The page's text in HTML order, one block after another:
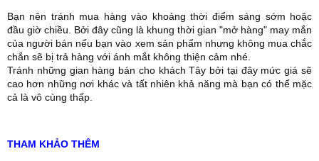
Bạn nên tránh mua hàng vào khoảng thời điểm sáng sớm hoặc
đầu giờ chiều. Bởi đây cũng là khung thời gian "mở hàng" may mắn
của người bán nếu bạn vào xem sản phẩm nhưng không mua chắc
chắn sẽ bị trả hàng với ánh mắt không thiện cảm nhé.
Tránh những gian hàng bán cho khách Tây bởi tại đây mức giá sẽ
cao hơn những nơi khác và tất nhiên khả năng mà bạn có thể mặc
cả là vô cùng thấp.
THAM KHẢO THÊM